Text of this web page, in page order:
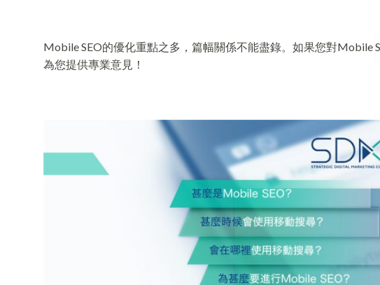
Mobile SEO的優化重點之多，篇幅關係不能盡錄。如果您對Mobile
為您提供專業意見！